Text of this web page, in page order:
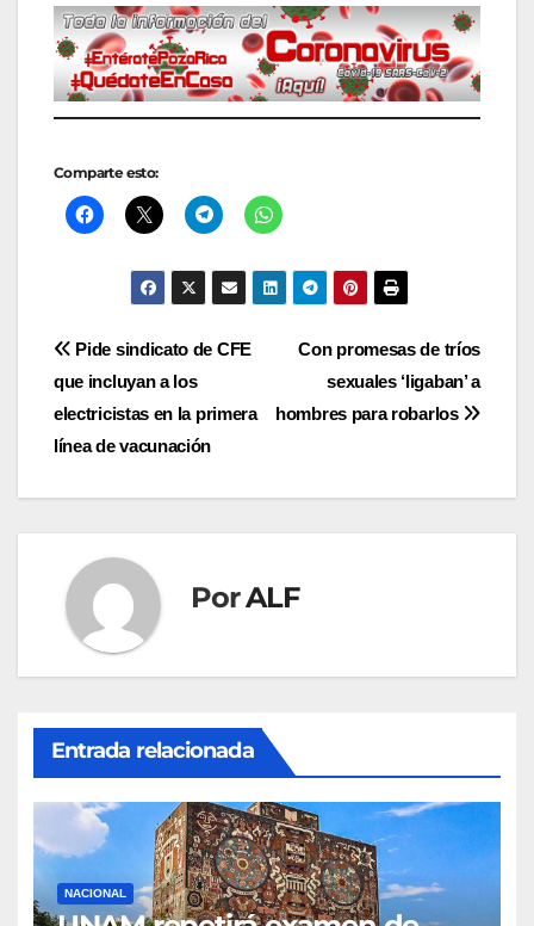
Comparte esto:
Navegación
de
entradas
Con promesas de tríos
sexuales ‘ligaban’ a
hombres para robarlos
Pide sindicato de CFE
que incluyan a los
electricistas en la primera
línea de vacunación
PorALF
Entrada relacionada
NACIONAL